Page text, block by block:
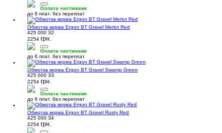
Оплата частинами
до 6 плат. без переплат
Обмотка керма Ergon BT Gravel Merlot Red
425 000 32
2254 грн.
Оплата частинами
до 6 плат. без переплат
Обмотка керма Ergon BT Gravel Swamp Green
425 000 33
2254 грн.
Оплата частинами
до 6 плат. без переплат
Обмотка керма Ergon BT Gravel Rusty Red
425 000 34
2254 грн.